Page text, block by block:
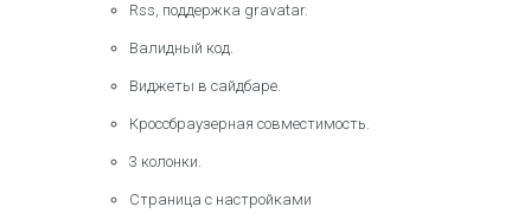
Rss, поддержка gravatar.
Валидный код.
Виджеты в сайдбаре.
Кроссбраузерная совместимость.
3 колонки.
Страница с настройками